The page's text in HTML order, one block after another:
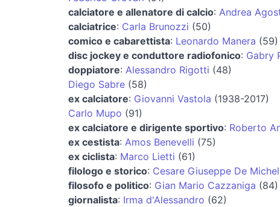
calciatore e allenatore di calcio: Andrea
calciatrice: Carla Brunozzi (50)
comico e cabarettista: Leonardo Manera (59)
disc jockey e conduttore radiofonico: Gabry
doppiatore: Alessandro Rigotti (48)
Diego Sabre(58)
ex calciatore: Giovanni Vastola (1938-2017)
Carlo Mupo (91)
ex calciatore e dirigente sportivo: Roberto
ex cestista: Amos Benevelli (75)
ex ciclista: Marco Lietti (61)
filologo e storico: Cesare Giuseppe De
filosofo e politico: Gian Mario Cazzaniga (84)
giornalista: Irma d'Alessandro (62)